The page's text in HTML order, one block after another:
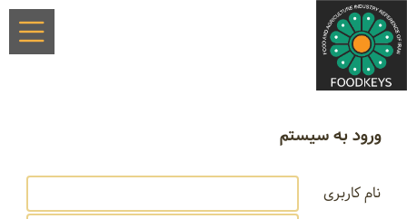
ورود به سیستم
نام کاربری